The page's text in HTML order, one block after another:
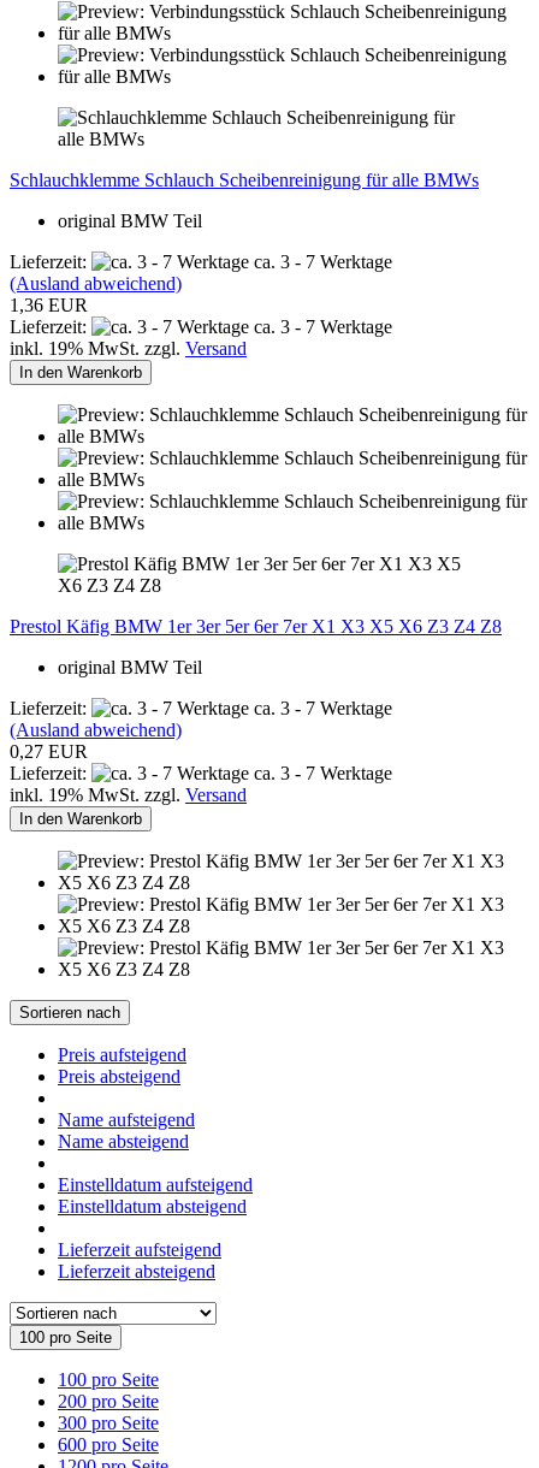
Schlauchklemme Schlauch Scheibenreinigung für alle BMWs
original BMW Teil
Lieferzeit:
ca. 3 - 7 Werktage
(Ausland abweichend)
1,36 EUR
Lieferzeit:
ca. 3 - 7 Werktage
inkl. 19% MwSt. zzgl. Versand
In den Warenkorb
Prestol Käfig BMW 1er 3er 5er 6er 7er X1 X3 X5 X6 Z3 Z4 Z8
original BMW Teil
Lieferzeit:
ca. 3 - 7 Werktage
(Ausland abweichend)
0,27 EUR
Lieferzeit:
ca. 3 - 7 Werktage
inkl. 19% MwSt. zzgl. Versand
In den Warenkorb
Sortieren nach
Preis aufsteigend
Preis absteigend
Name aufsteigend
Name absteigend
Einstelldatum aufsteigend
Einstelldatum absteigend
Lieferzeit aufsteigend
Lieferzeit absteigend
100 pro Seite
100 pro Seite
200 pro Seite
300 pro Seite
600 pro Seite